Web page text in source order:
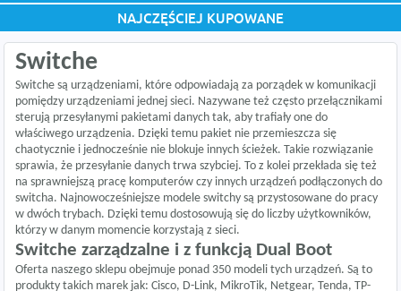
NAJCZĘŚCIEJ KUPOWANE
Switche
Switche są urządzeniami, które odpowiadają za porządek w komunikacji
pomiędzy urządzeniami jednej sieci. Nazywane też często przełącznikami
sterują przesyłanymi pakietami danych tak, aby trafiały one do
właściwego urządzenia. Dzięki temu pakiet nie przemieszcza się
chaotycznie i jednocześnie nie blokuje innych ścieżek. Takie rozwiązanie
sprawia, że przesyłanie danych trwa szybciej. To z kolei przekłada się też
na sprawniejszą pracę komputerów czy innych urządzeń podłączonych do
switcha. Najnowocześniejsze modele switchy są przystosowane do pracy
w dwóch trybach. Dzięki temu dostosowują się do liczby użytkowników,
którzy w danym momencie korzystają z sieci.
Switche zarządzalne i z funkcją Dual Boot
Oferta naszego sklepu obejmuje ponad 350 modeli tych urządzeń. Są to
produkty takich marek jak: Cisco, D-Link, MikroTik, Netgear, Tenda, TP-